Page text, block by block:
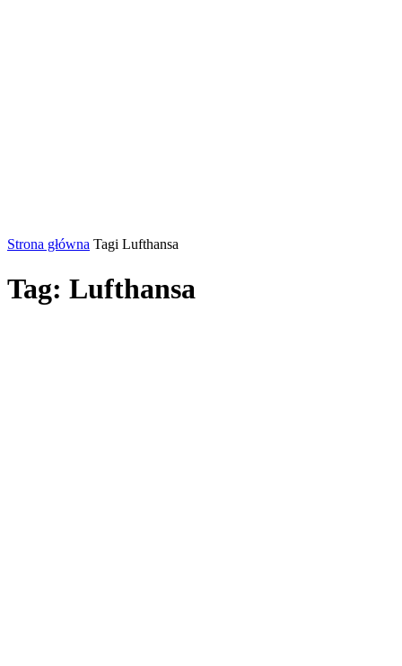
Strona główna Tagi Lufthansa
Tag: Lufthansa